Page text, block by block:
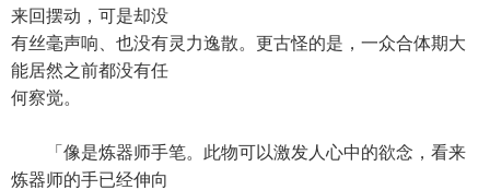
来回摆动，可是却没
有丝毫声响、也没有灵力逸散。更古怪的是，一众合体期大
能居然之前都没有任
何察觉。
「像是炼器师手笔。此物可以激发人心中的欲念，看来
炼器师的手已经伸向